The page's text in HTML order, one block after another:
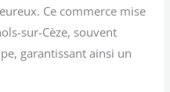
Ce commerce mise
sur-Cèze, souvent
garantissant ainsi un